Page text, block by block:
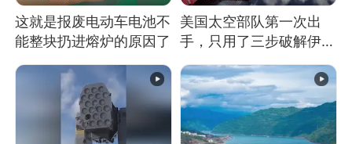
这就是报废电动车电池不
能整块扔进熔炉的原因了
美国太空部队第一次出
手，只用了三步破解伊朗